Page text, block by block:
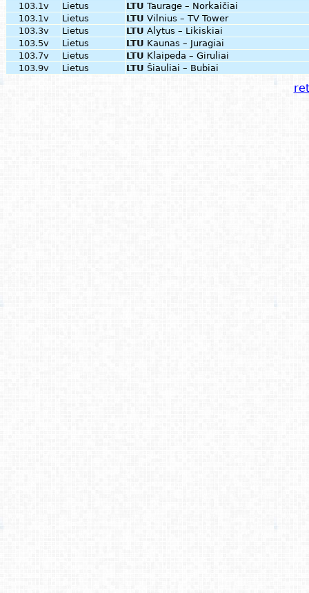
103.1v
Lietus LTU Taurage – Norkaičiai
103.1v
Lietus LTU Vilnius – TV Tower
103.3v
Lietus LTU Alytus – Likiskiai
103.5v
Lietus LTU Kaunas – Juragiai
103.7v
Lietus LTU Klaipeda – Giruliai
103.9v
Lietus LTU Šiauliai – Bubiai